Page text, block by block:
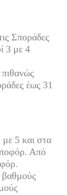
Σποράδες
3 με 4
έως 31
με 5 και στα
Από